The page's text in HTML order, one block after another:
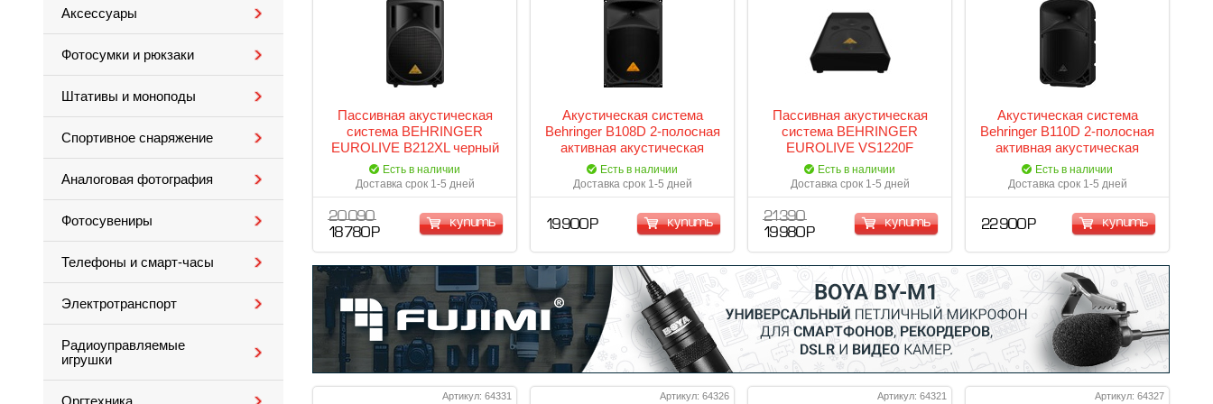
Аксессуары
Фотосумки и рюкзаки
Штативы и моноподы
Спортивное снаряжение
Аналоговая фотография
Фотосувениры
Телефоны и смарт-часы
Электротранспорт
Радиоуправляемые
игрушки
Пассивная акустическая
система BEHRINGER
EUROLIVE B212XL черный
Есть в наличии
Доставка срок 1-5 дней
20 090
18 780 Р
купить
Акустическая система
Behringer B108D 2-полосная
активная акустическая
система, 8"+1"фенольный,
300 Вт,
Есть в наличии
Доставка срок 1-5 дней
19 900 Р купить
Пассивная акустическая
система BEHRINGER
EUROLIVE VS1220F
Есть в наличии
Доставка срок 1-5 дней
21 390
19 980 Р
купить
Акустическая система
Behringer B110D 2-полосная
активная акустическая
система, 10"+1"фенольный,
300Вт (160Вт + 140Вт)
Есть в наличии
Доставка срок 1-5 дней
22 900 Р купить
Артикул: 64331 Артикул: 64326 Артикул: 64321 Артикул: 64327